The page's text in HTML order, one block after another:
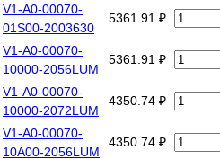
V1-A0-00070-
01S00-2003630
5361.91 ₽
V1-A0-00070-
10000-2056LUM
5361.91 ₽
V1-A0-00070-
10000-2072LUM
4350.74 ₽
V1-A0-00070-
10A00-2056LUM
4350.74 ₽